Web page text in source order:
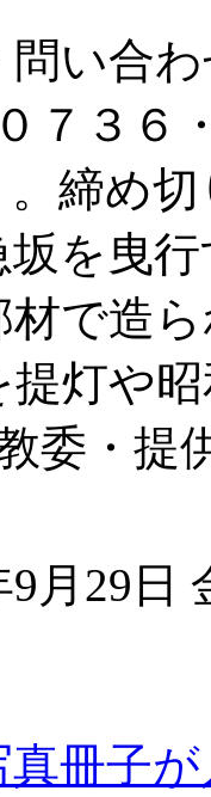
い合
７３６
。締め
を曳
で造
提灯や
委・提
月29日
冊子